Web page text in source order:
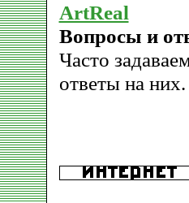
ArtReal
Вопросы и
Часто
ответы на них.